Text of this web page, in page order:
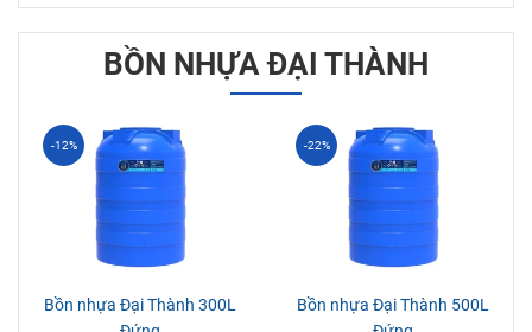
BỒN NHỰA ĐẠI THÀNH
Bồn nhựa Đại Thành 300L
-12%
Bồn nhựa Đại Thành 500L
-22%